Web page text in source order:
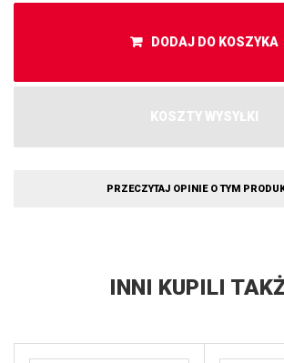
DODAJ DO KOSZYKA
KOSZTY WYSYŁKI
PRZECZYTAJ OPINIE O TYM
INNI KUPILI